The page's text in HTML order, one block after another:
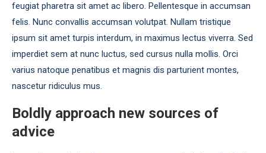
feugiat pharetra sit amet ac libero. Pellentesque in accumsan
felis. Nunc convallis accumsan volutpat. Nullam tristique
ipsum sit amet turpis interdum, in maximus lectus viverra. Sed
imperdiet sem at nunc luctus, sed cursus nulla mollis. Orci
varius natoque penatibus et magnis dis parturient montes,
nascetur ridiculus mus.
Boldly approach new sources of
advice